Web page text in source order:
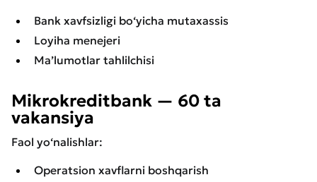
Bank xavfsizligi bo‘yicha mutaxassis
Loyiha menejeri
Ma’lumotlar tahlilchisi
Mikrokreditbank — 60 ta
vakansiya
Faol yo‘nalishlar:
Operatsion xavflarni boshqarish